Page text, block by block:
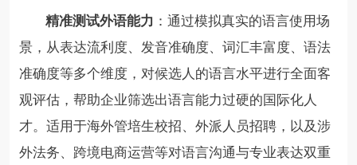
精准测试外语能力 ：通过模拟真实的语言使用场
景，从表达流利度、发音准确度、词汇丰富度、语法
准确度等多个维度，对候选人的语言水平进行全面客
观评估，帮助企业筛选出语言能力过硬的国际化人
才。适用于海外管培生校招、外派人员招聘，以及涉
外法务、跨境电商运营等对语言沟通与专业表达双重